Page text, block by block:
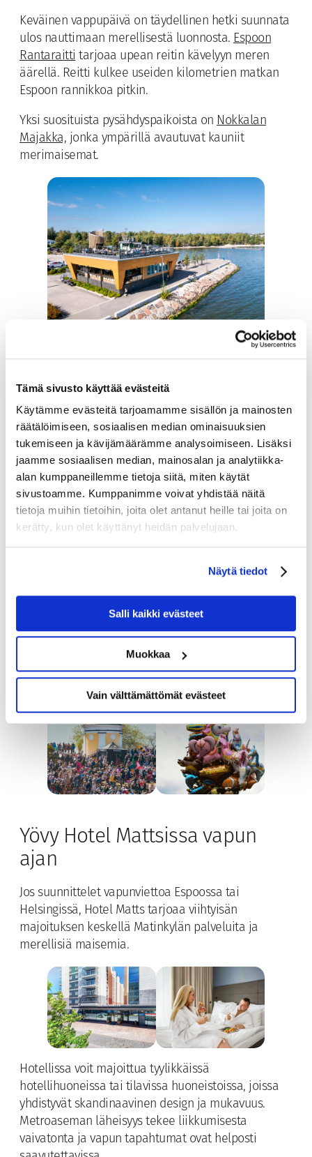
Tämä sivusto käyttää evästeitä
Käytämme evästeitä tarjoamamme sisällön ja mainosten
räätälöimiseen, sosiaalisen median ominaisuuksien
tukemiseen ja kävijämäärämme analysoimiseen. Lisäksi
jaamme sosiaalisen median, mainosalan ja analytiikka-
alan kumppaneillemme tietoja siitä, miten käytät
sivustoamme. Kumppanimme voivat yhdistää näitä
tietoja muihin tietoihin, joita olet antanut heille tai joita on
kerätty, kun olet käyttänyt heidän palvelujaan.
Näytä tiedot
Salli kaikki evästeet
Muokkaa
Vain välttämättömät evästeet
Keväinen vappupäivä on täydellinen hetki suunnata
ulos nauttimaan merellisestä luonnosta. Espoon
Rantaraitti tarjoaa upean reitin kävelyyn meren
äärellä. Reitti kulkee useiden kilometrien matkan
Espoon rannikkoa pitkin.
Yksi suosituista pysähdyspaikoista on Nokkalan
Majakka, jonka ympärillä avautuvat kauniit
merimaisemat.
Metro Helsingin
vapputapahtumiin
Hotel Mattsin sijainti Matinkylässä tekee vapun
vietosta helppoa myös Helsingissä. Matinkylän
metroasema sijaitsee hotellin kulmalla, joten
pääset nopeasti keskustaan kokemaan
pääkaupungin tunnetut vapputapahtumat.
Tutustu Helsingin vapputapahtumiin
Yövy Hotel Mattsissa vapun
ajan
Jos suunnittelet vapunviettoa Espoossa tai
Helsingissä, Hotel Matts tarjoaa viihtyisän
majoituksen keskellä Matinkylän palveluita ja
merellisiä maisemia.
Hotellissa voit majoittua tyylikkäissä
hotellihuoneissa tai tilavissa huoneistoissa, joissa
yhdistyvät skandinaavinen design ja mukavuus.
Metroaseman läheisyys tekee liikkumisesta
vaivatonta ja vapun tapahtumat ovat helposti